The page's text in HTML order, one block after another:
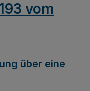
vom
über eine